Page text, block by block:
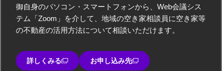
御自身のパソコン・スマートフォンから、Web会議シス
テム「Zoom」を介して、地域の空き家相談員に空き家等
の不動産の活用方法について相談いただけます。
詳しくみる お申し込み先